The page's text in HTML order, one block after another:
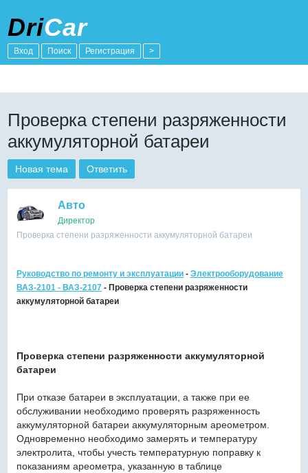
DriCar
Вход Поиск Регистрация >
Проверка степени разряженности
аккумуляторной батареи
Новая тема Ответить
Авто
Директор
Проверка степени разряженности аккумуляторной батареи
Руководство по ремонту и эксплуатации- Электрооборудование
ВАЗ-2101 - ВАЗ-2107- Проверка степени разряженности
аккумуляторной батареи
Проверка степени разряженности аккумуляторной
батареи
При отказе батареи в эксплуатации, а также при ее
обслуживании необходимо проверять разряженность
аккумуляторной батареи аккумуляторным ареометром.
Одновременно необходимо замерять и температуру
электролита, чтобы учесть температурную поправку к
показаниям ареометра, указанную в таблице